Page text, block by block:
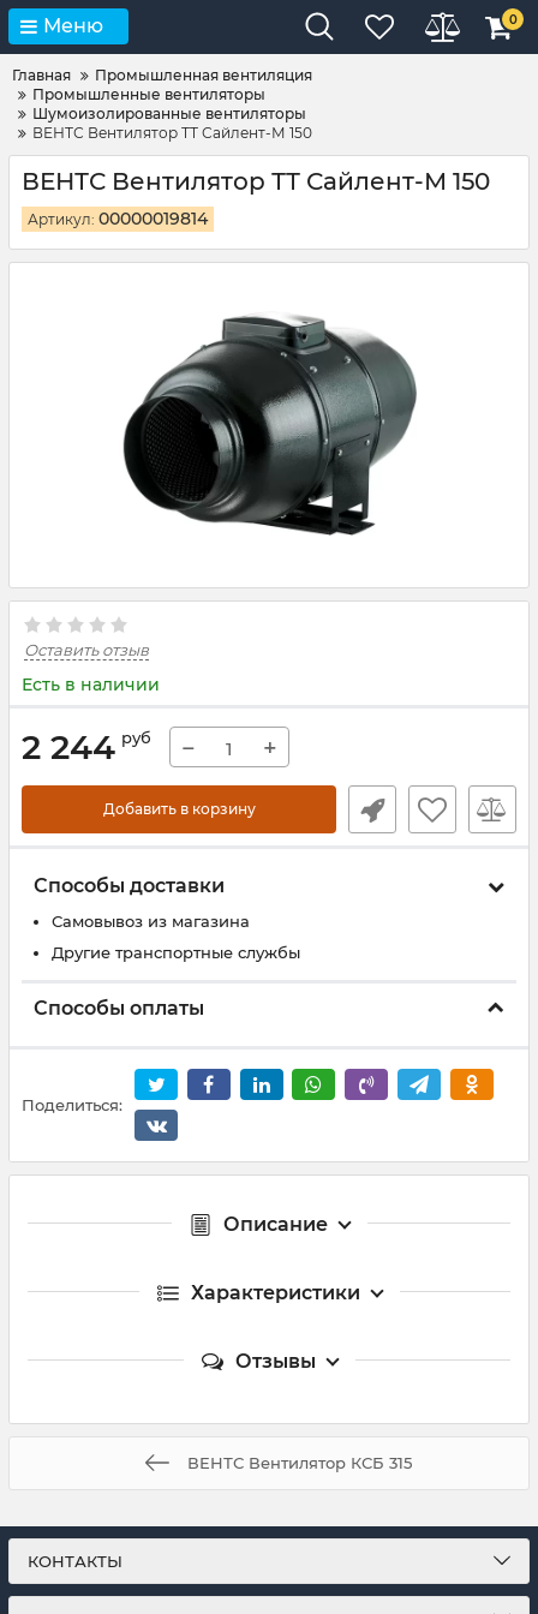
Меню 0
Главная
Промышленная вентиляция
Промышленные вентиляторы
Шумоизолированные вентиляторы
ВЕНТС Вентилятор ТТ Сайлент-М 150
ВЕНТС Вентилятор ТТ Сайлент-М 150
Артикул: 00000019814
Оставить отзыв
Есть в наличии
2 244 руб − +
Добавить в корзину
Способы доставки
Самовывоз из магазина
Другие транспортные службы
Способы оплаты
Поделиться:
Описание
Характеристики
Отзывы
ВЕНТС Вентилятор КСБ 315
КОНТАКТЫ